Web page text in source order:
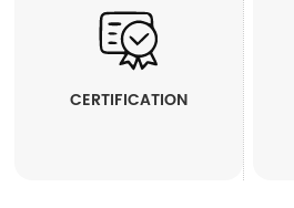
CERTIFICATION